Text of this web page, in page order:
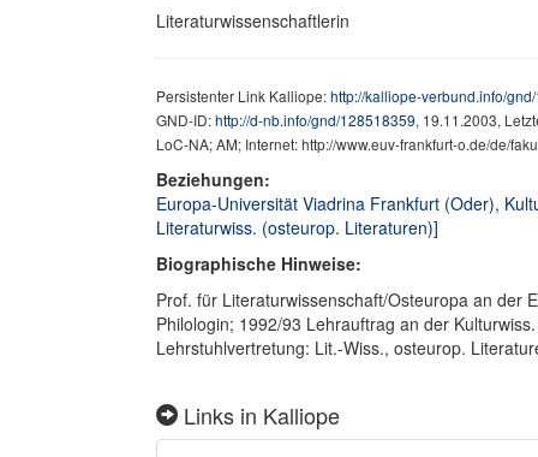
Literaturwissenschaftlerin
Persistenter Link Kalliope:http://kalliope-verbund.info/
GND-ID:http://d-nb.info/gnd/128518359, 19.11.2003,
LoC-NA; AM; Internet: http://www.euv-frankfurt-o.de/de/
Beziehungen:
Europa-Universität Viadrina Frankfurt (Oder),
Literaturwiss. (osteurop. Literaturen)]
Biographische Hinweise:
Prof. für Literaturwissenschaft/Osteuropa an der
Philologin; 1992/93 Lehrauftrag an der
Lehrstuhlvertretung: Lit.-Wiss., osteurop.
Links in Kalliope